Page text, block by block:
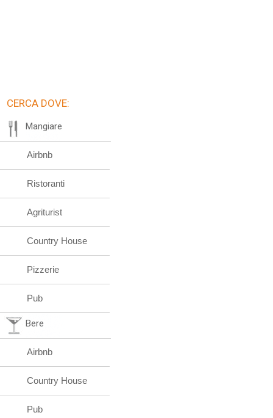
CERCA DOVE:
Mangiare
Airbnb
Ristoranti
Agriturist
Country House
Pizzerie
Pub
Bere
Airbnb
Country House
Pub